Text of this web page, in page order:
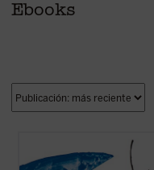
Ebooks
Cuando todo parecía dicho sobre Joan
Miró, Pilar Cabañas nos sorprende
acercándonos a su figura desde un ángulo